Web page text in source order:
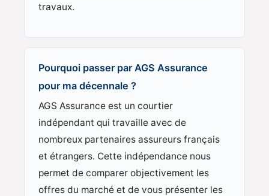
travaux.
Pourquoi passer par AGS Assurance
pour ma décennale ?
AGS Assurance est un courtier
indépendant qui travaille avec de
nombreux partenaires assureurs français
et étrangers. Cette indépendance nous
permet de comparer objectivement les
offres du marché et de vous présenter les